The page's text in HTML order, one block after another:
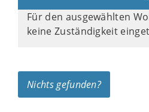
Für den ausgewählten
keine Zuständigkeit
Nichts gefunden?